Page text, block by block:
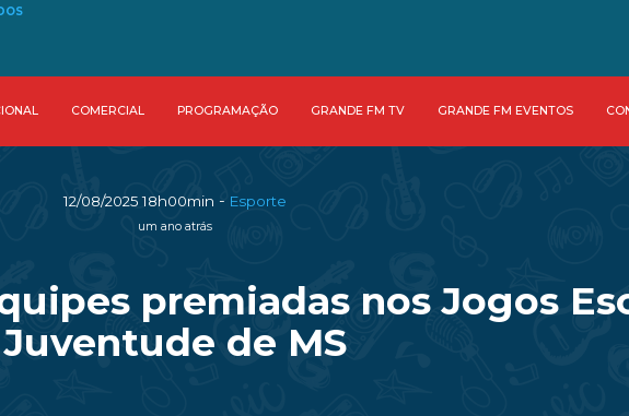
COMERCIAL PROGRAMAÇÃO GRANDE FM TV GRANDE FM EVENTOS
12/08/2025 18h00min - Esporte
um ano atrás
premiadas nos Jogos
Juventude de MS